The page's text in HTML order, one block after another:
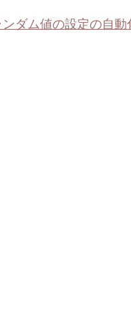
ダム値の設定の自動